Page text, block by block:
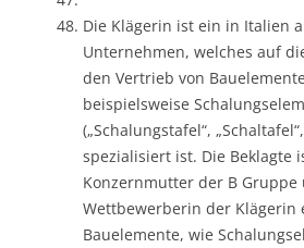
Die Klägerin ist ein in Italien
Unternehmen, welches auf
den Vertrieb von
beispielsweise
(„Schalungstafel“,
spezialisiert ist. Die Beklagte
Konzernmutter der B Gruppe
Wettbewerberin der Klägerin
Bauelemente, wie